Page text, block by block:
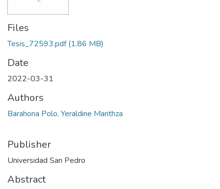
Files
Tesis_72593.pdf(1.86 MB)
Date
2022-03-31
Authors
Barahona Polo, Yeraldine Marithza
Publisher
Universidad San Pedro
Abstract